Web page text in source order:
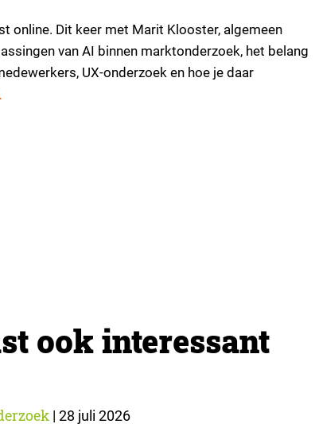
online. Dit keer met Marit Klooster, algemeen
van AI binnen marktonderzoek, het belang
UX-onderzoek en hoe je daar
ook interessant
| 28 juli 2026